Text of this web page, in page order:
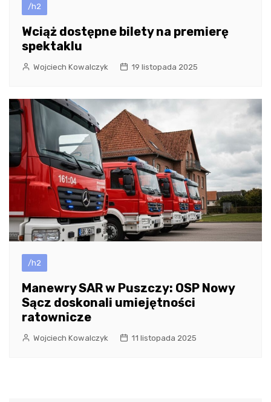
/h2
Wciąż dostępne bilety na premierę
spektaklu
Wojciech Kowalczyk 19 listopada 2025
/h2
Manewry SAR w Puszczy: OSP Nowy
Sącz doskonali umiejętności
ratownicze
Wojciech Kowalczyk 11 listopada 2025